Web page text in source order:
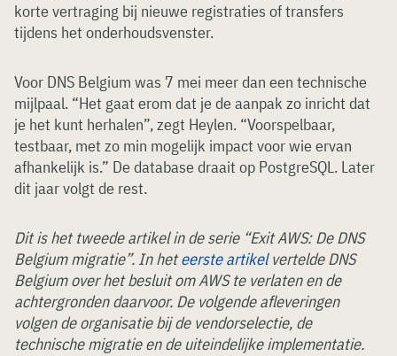
korte vertraging bij nieuwe registraties of transfers
tijdens het onderhoudsvenster.
Voor DNS Belgium was 7 mei meer dan een technische
mijlpaal. “Het gaat erom dat je de aanpak zo inricht dat
je het kunt herhalen”, zegt Heylen. “Voorspelbaar,
testbaar, met zo min mogelijk impact voor wie ervan
afhankelijk is.” De database draait op PostgreSQL. Later
dit jaar volgt de rest.
Dit is het tweede artikel in de serie “Exit AWS: De DNS
Belgium migratie”. In heteerste artikelvertelde DNS
Belgium over het besluit om AWS te verlaten en de
achtergronden daarvoor. De volgende afleveringen
volgen de organisatie bij de vendorselectie, de
technische migratie en de uiteindelijke implementatie.